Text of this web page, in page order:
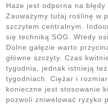
Haze jest odporna na
Zauważymy tutaj roślinę w
szczytem centralnym.
się techniką SOG. Wtedy
Dolne gałęzie warto
główne szczyty. Czas
tygodnia, jednak istnieją
tygodniach. Ciężar i
konieczne jest stosowanie
pozwoli zniwelować ryzyko